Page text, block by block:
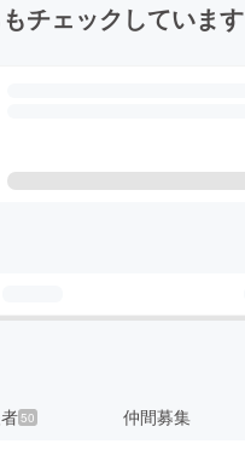
チェックしています
50 仲間募集